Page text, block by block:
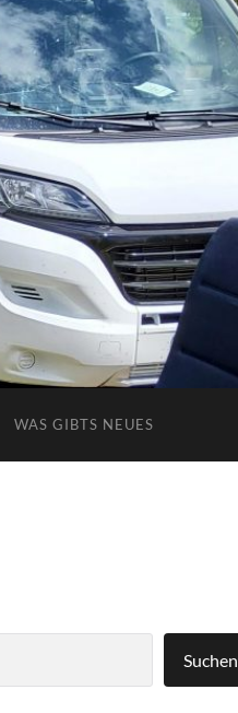
WAS GIBTS NEUES
Suchen